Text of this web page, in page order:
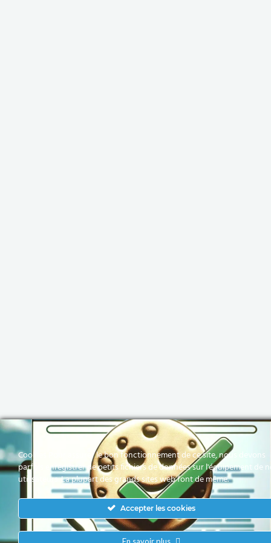
Cookies Pour assurer le bon fonctionnement de ce site, nous devons
parfois enregistrer de petits fichiers de données sur l'équipement de
utilisateurs. La plupart des grands sites web font de même.
Accepter les cookies